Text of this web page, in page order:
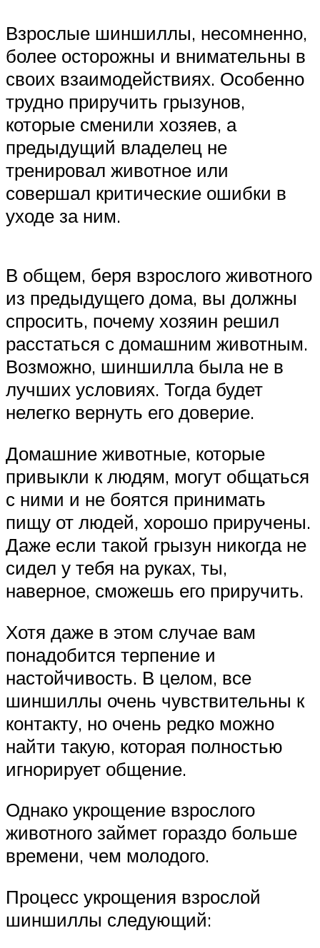
Взрослые шиншиллы, несомненно,
более осторожны и внимательны в
своих взаимодействиях. Особенно
трудно приручить грызунов,
которые сменили хозяев, а
предыдущий владелец не
тренировал животное или
совершал критические ошибки в
уходе за ним.
В общем, беря взрослого животного
из предыдущего дома, вы должны
спросить, почему хозяин решил
расстаться с домашним животным.
Возможно, шиншилла была не в
лучших условиях. Тогда будет
нелегко вернуть его доверие.
Домашние животные, которые
привыкли к людям, могут общаться
с ними и не боятся принимать
пищу от людей, хорошо приручены.
Даже если такой грызун никогда не
сидел у тебя на руках, ты,
наверное, сможешь его приручить.
Хотя даже в этом случае вам
понадобится терпение и
настойчивость. В целом, все
шиншиллы очень чувствительны к
контакту, но очень редко можно
найти такую, которая полностью
игнорирует общение.
Однако укрощение взрослого
животного займет гораздо больше
времени, чем молодого.
Процесс укрощения взрослой
шиншиллы следующий: